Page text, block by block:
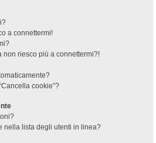
a connettermi!
non riesco più a connettermi?!
cookie”?
nella lista degli utenti in linea?